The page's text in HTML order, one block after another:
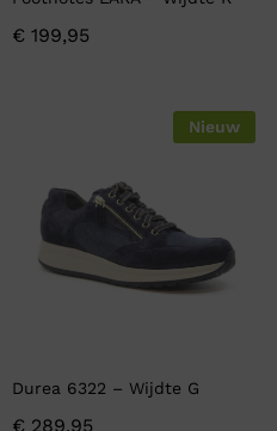
€ 199,95
Nieuw
Durea 6322 – Wijdte G
€ 289,95